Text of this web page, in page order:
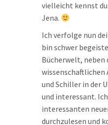
vielleicht kennst
Jena.
Ich verfolge nun
bin schwer
Bücherwelt, neben
wissenschaftlichen
und Schiller in der
und interessant.
interessanten
durchzulesen und